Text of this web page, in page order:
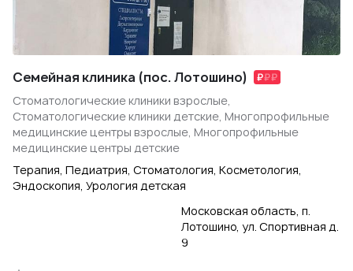
Семейная клиника (пос. Лотошино)
Стоматологические клиники взрослые,
Стоматологические клиники детские, Многопрофильные
медицинские центры взрослые, Многопрофильные
медицинские центры детские
Терапия, Педиатрия, Стоматология, Косметология,
Эндоскопия, Урология детская
Московская область, п.
Лотошино, ул. Спортивная д.
9